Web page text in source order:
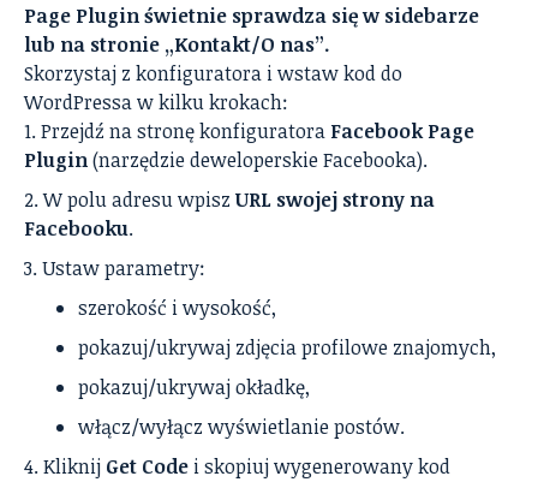
Page Plugin świetnie sprawdza się w sidebarze
lub na stronie „Kontakt/O nas”.
Skorzystaj z konfiguratora i wstaw kod do
WordPressa w kilku krokach:
Przejdź na stronę konfiguratora Facebook Page
Plugin(narzędzie deweloperskie Facebooka).
W polu adresu wpisz URL swojej strony na
Facebooku.
Ustaw parametry:
szerokość i wysokość,
pokazuj/ukrywaj zdjęcia profilowe znajomych,
pokazuj/ukrywaj okładkę,
włącz/wyłącz wyświetlanie postów.
Kliknij Get Code i skopiuj wygenerowany kod